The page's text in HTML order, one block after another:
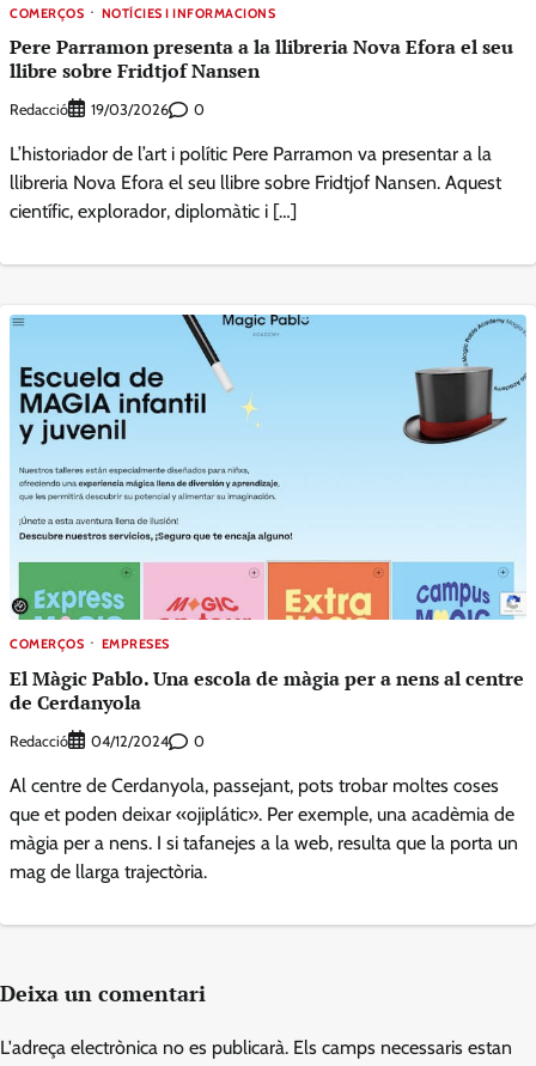
COMERÇOS NOTÍCIES I INFORMACIONS
Pere Parramon presenta a la llibreria Nova Efora el seu
llibre sobre Fridtjof Nansen
Redacció 19/03/2026 0
L’historiador de l’art i polític Pere Parramon va presentar a la
llibreria Nova Efora el seu llibre sobre Fridtjof Nansen. Aquest
científic, explorador, diplomàtic i […]
COMERÇOS EMPRESES
El Màgic Pablo. Una escola de màgia per a nens al centre
de Cerdanyola
Redacció 04/12/2024 0
Al centre de Cerdanyola, passejant, pots trobar moltes coses
que et poden deixar «ojiplátic». Per exemple, una acadèmia de
màgia per a nens. I si tafanejes a la web, resulta que la porta un
mag de llarga trajectòria.
Deixa un comentari
L'adreça electrònica no es publicarà. Els camps necessaris estan